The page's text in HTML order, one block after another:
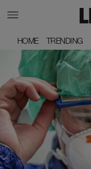
HOME
HOME TRENDING
TRENDING